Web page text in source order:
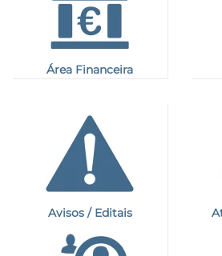
Área Financeira
Avisos / Editais